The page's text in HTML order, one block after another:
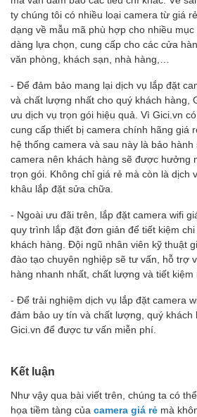
ty chúng tôi có nhiều loại camera từ giá
dạng về mẫu mã phù hợp cho nhiều
dàng lựa chọn, cung cấp cho các cửa
văn phòng, khách sạn, nhà hàng,…
- Để đảm bảo mang lại dịch vụ lắp đặt
và chất lượng nhất cho quý khách hàng,
ưu dịch vụ trọn gói hiệu quả. Vì Gici.vn
cung cấp thiết bị camera chính hãng giá
hệ thống camera và sau này là bảo
camera nên khách hàng sẽ được hưởng
trọn gói. Không chỉ giá rẻ mà còn là dịch
khâu lắp đặt sửa chữa.
- Ngoài ưu đãi trên, lắp đặt camera wifi
quy trình lắp đặt đơn giản để tiết kiệm
khách hàng. Đội ngũ nhân viên kỹ thuật
đào tạo chuyên nghiệp sẽ tư vấn, hỗ trợ
hàng nhanh nhất, chất lượng và tiết kiệm
- Để trải nghiệm dịch vụ lắp đặt camera
đảm bảo uy tín và chất lượng, quý khách
Gici.vn để được tư vấn miễn phí.
Kết luận
Như vậy qua bài viết trên, chúng ta có
họa tiềm tàng của camera giá rẻ mà